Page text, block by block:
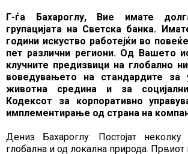
Г-ѓа Бахароглу, Вие имате
групацијата на Светска банка.
години искуство работејќи во
пет различни региони. Од Вашето
клучните предизвици на глобално
воведувањето на стандардите за
животна средина и за
Кодексот за корпоративно
имплементирање од страна на
Дениз Бахароглу: Постојат
глобална и од локална природа.